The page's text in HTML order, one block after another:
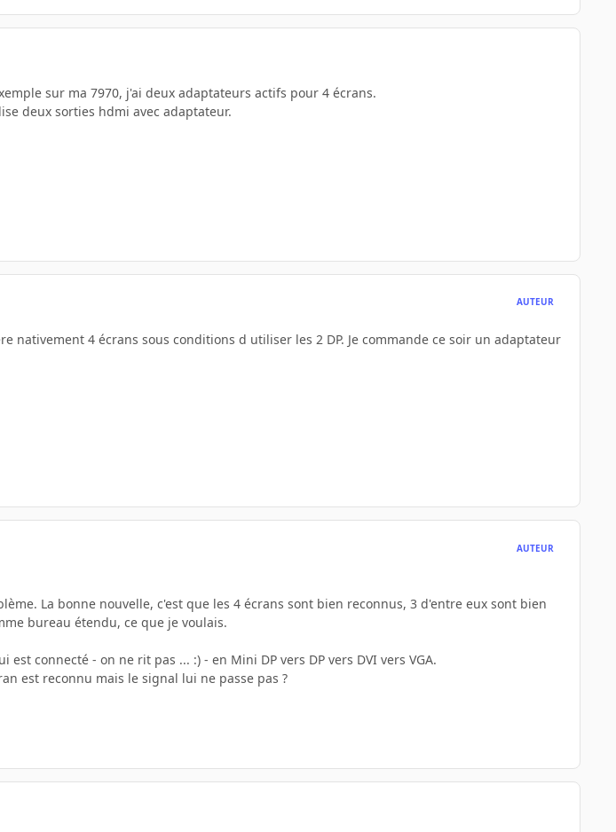
sur ma 7970, j'ai deux adaptateurs actifs pour 4 écrans.
deux sorties hdmi avec adaptateur.
AUTEUR
nativement 4 écrans sous conditions d utiliser les 2 DP. Je commande ce soir un adaptateur
AUTEUR
La bonne nouvelle, c'est que les 4 écrans sont bien reconnus, 3 d'entre eux sont bien
bureau étendu, ce que je voulais.
est connecté - on ne rit pas ... :) - en Mini DP vers DP vers DVI vers VGA.
est reconnu mais le signal lui ne passe pas ?